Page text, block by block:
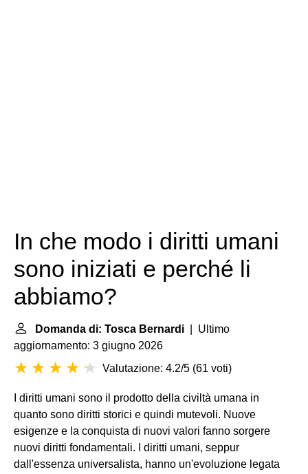
In che modo i diritti umani
sono iniziati e perché li
abbiamo?
Domanda di: Tosca Bernardi | Ultimo
aggiornamento: 3 giugno 2026
Valutazione: 4.2/5 (61 voti)
I diritti umani sono il prodotto della civiltà umana in
quanto sono diritti storici e quindi mutevoli. Nuove
esigenze e la conquista di nuovi valori fanno sorgere
nuovi diritti fondamentali. I diritti umani, seppur
dall'essenza universalista, hanno un'evoluzione legata